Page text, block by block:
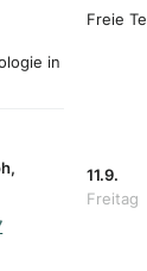
in
Freie
11.9.
Freitag